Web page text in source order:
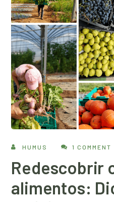
HUMUS 1 COMMENT
Redescobrir
alimentos: